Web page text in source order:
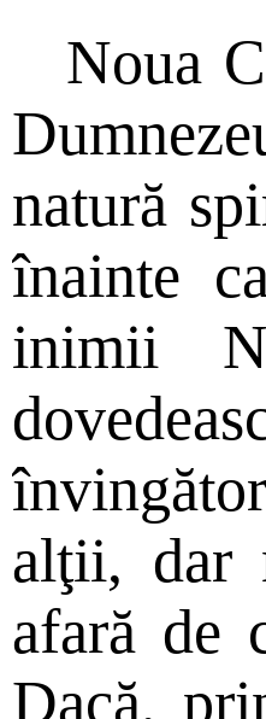
Noua
natură
înainte
inimii
alţii, dar
afară de
Dacă,